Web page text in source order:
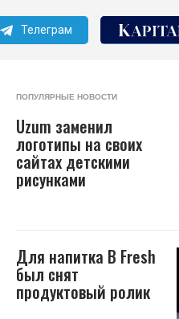
Телеграм
ПОПУЛЯРНЫЕ НОВОСТИ
Uzum заменил
логотипы на своих
сайтах детскими
рисунками
Для напитка B Fresh
был снят
продуктовый ролик